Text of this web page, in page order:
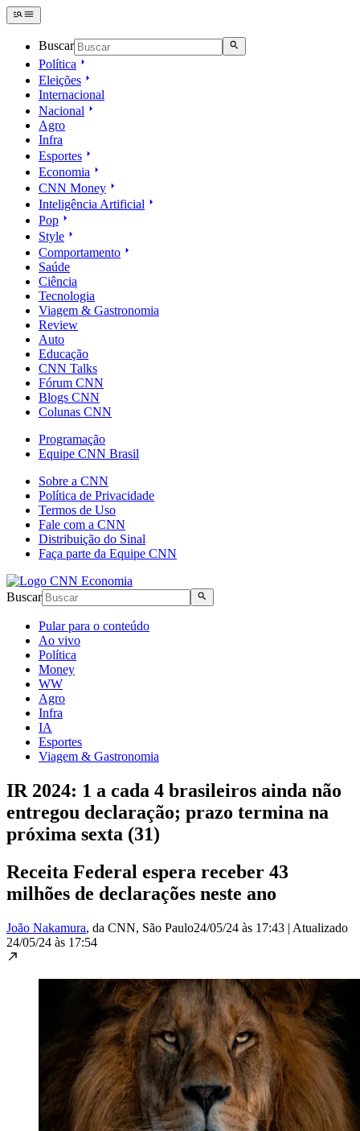
Buscar
Política
Eleições
Internacional
Nacional
Agro
Infra
Esportes
Economia
CNN Money
Inteligência Artificial
Pop
Style
Comportamento
Saúde
Ciência
Tecnologia
Viagem & Gastronomia
Review
Auto
Educação
CNN Talks
Fórum CNN
Blogs CNN
Colunas CNN
Programação
Equipe CNN Brasil
Sobre a CNN
Política de Privacidade
Termos de Uso
Fale com a CNN
Distribuição do Sinal
Faça parte da Equipe CNN
Buscar
Pular para o conteúdo
Ao vivo
Política
Money
WW
Agro
Infra
IA
Esportes
Viagem & Gastronomia
IR 2024: 1 a cada 4 brasileiros ainda não
entregou declaração; prazo termina na
próxima sexta (31)
Receita Federal espera receber 43
milhões de declarações neste ano
João Nakamura, da CNN, São Paulo24/05/24 às 17:43 | Atualizado
24/05/24 às 17:54